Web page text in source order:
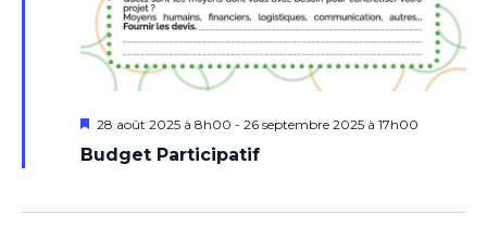
Mis
avant
28 août 2025 à 8h00 - 26 septembre 2025 à 17h00
Budget Participatif